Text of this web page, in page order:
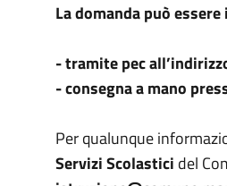
La domanda può
- tramite pec
- consegna a mano
Per qualunque
Servizi Scolastici del